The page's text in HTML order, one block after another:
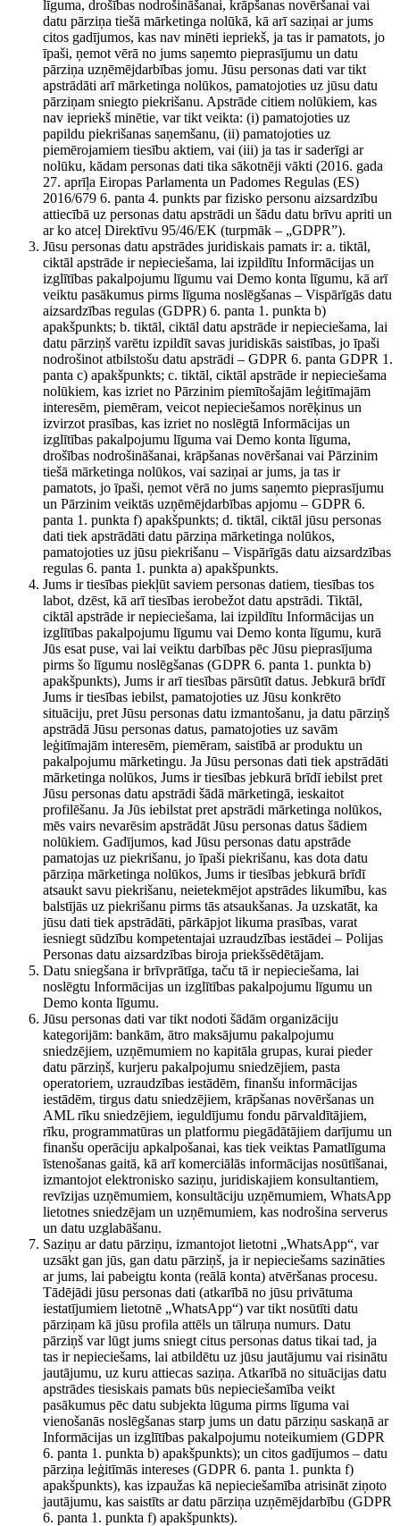
līguma, drošības nodrošināšanai, krāpšanas novēršanai vai
datu pārziņa tiešā mārketinga nolūkā, kā arī saziņai ar jums
citos gadījumos, kas nav minēti iepriekš, ja tas ir pamatots, jo
īpaši, ņemot vērā no jums saņemto pieprasījumu un datu
pārziņa uzņēmējdarbības jomu. Jūsu personas dati var tikt
apstrādāti arī mārketinga nolūkos, pamatojoties uz jūsu datu
pārziņam sniegto piekrišanu. Apstrāde citiem nolūkiem, kas
nav iepriekš minētie, var tikt veikta: (i) pamatojoties uz
papildu piekrišanas saņemšanu, (ii) pamatojoties uz
piemērojamiem tiesību aktiem, vai (iii) ja tas ir saderīgi ar
nolūku, kādam personas dati tika sākotnēji vākti (2016. gada
27. aprīļa Eiropas Parlamenta un Padomes Regulas (ES)
2016/679 6. panta 4. punkts par fizisko personu aizsardzību
attiecībā uz personas datu apstrādi un šādu datu brīvu apriti un
ar ko atceļ Direktīvu 95/46/EK (turpmāk – „GDPR”).
Jūsu personas datu apstrādes juridiskais pamats ir: a. tiktāl,
ciktāl apstrāde ir nepieciešama, lai izpildītu Informācijas un
izglītības pakalpojumu līgumu vai Demo konta līgumu, kā arī
veiktu pasākumus pirms līguma noslēgšanas – Vispārīgās datu
aizsardzības regulas (GDPR) 6. panta 1. punkta b)
apakšpunkts; b. tiktāl, ciktāl datu apstrāde ir nepieciešama, lai
datu pārziņš varētu izpildīt savas juridiskās saistības, jo īpaši
nodrošinot atbilstošu datu apstrādi – GDPR 6. panta GDPR 1.
panta c) apakšpunkts; c. tiktāl, ciktāl apstrāde ir nepieciešama
nolūkiem, kas izriet no Pārzinim piemītošajām leģitīmajām
interesēm, piemēram, veicot nepieciešamos norēķinus un
izvirzot prasības, kas izriet no noslēgtā Informācijas un
izglītības pakalpojumu līguma vai Demo konta līguma,
drošības nodrošināšanai, krāpšanas novēršanai vai Pārzinim
tiešā mārketinga nolūkos, vai saziņai ar jums, ja tas ir
pamatots, jo īpaši, ņemot vērā no jums saņemto pieprasījumu
un Pārzinim veiktās uzņēmējdarbības apjomu – GDPR 6.
panta 1. punkta f) apakšpunkts; d. tiktāl, ciktāl jūsu personas
dati tiek apstrādāti datu pārziņa mārketinga nolūkos,
pamatojoties uz jūsu piekrišanu – Vispārīgās datu aizsardzības
regulas 6. panta 1. punkta a) apakšpunkts.
Jums ir tiesības piekļūt saviem personas datiem, tiesības tos
labot, dzēst, kā arī tiesības ierobežot datu apstrādi. Tiktāl,
ciktāl apstrāde ir nepieciešama, lai izpildītu Informācijas un
izglītības pakalpojumu līgumu vai Demo konta līgumu, kurā
Jūs esat puse, vai lai veiktu darbības pēc Jūsu pieprasījuma
pirms šo līgumu noslēgšanas (GDPR 6. panta 1. punkta b)
apakšpunkts), Jums ir arī tiesības pārsūtīt datus. Jebkurā brīdī
Jums ir tiesības iebilst, pamatojoties uz Jūsu konkrēto
situāciju, pret Jūsu personas datu izmantošanu, ja datu pārziņš
apstrādā Jūsu personas datus, pamatojoties uz savām
leģitīmajām interesēm, piemēram, saistībā ar produktu un
pakalpojumu mārketingu. Ja Jūsu personas dati tiek apstrādāti
mārketinga nolūkos, Jums ir tiesības jebkurā brīdī iebilst pret
Jūsu personas datu apstrādi šādā mārketingā, ieskaitot
profilēšanu. Ja Jūs iebilstat pret apstrādi mārketinga nolūkos,
mēs vairs nevarēsim apstrādāt Jūsu personas datus šādiem
nolūkiem. Gadījumos, kad Jūsu personas datu apstrāde
pamatojas uz piekrišanu, jo īpaši piekrišanu, kas dota datu
pārziņa mārketinga nolūkos, Jums ir tiesības jebkurā brīdī
atsaukt savu piekrišanu, neietekmējot apstrādes likumību, kas
balstījās uz piekrišanu pirms tās atsaukšanas. Ja uzskatāt, ka
jūsu dati tiek apstrādāti, pārkāpjot likuma prasības, varat
iesniegt sūdzību kompetentajai uzraudzības iestādei – Polijas
Personas datu aizsardzības biroja priekšsēdētājam.
Datu sniegšana ir brīvprātīga, taču tā ir nepieciešama, lai
noslēgtu Informācijas un izglītības pakalpojumu līgumu un
Demo konta līgumu.
Jūsu personas dati var tikt nodoti šādām organizāciju
kategorijām: bankām, ātro maksājumu pakalpojumu
sniedzējiem, uzņēmumiem no kapitāla grupas, kurai pieder
datu pārziņš, kurjeru pakalpojumu sniedzējiem, pasta
operatoriem, uzraudzības iestādēm, finanšu informācijas
iestādēm, tirgus datu sniedzējiem, krāpšanas novēršanas un
AML rīku sniedzējiem, ieguldījumu fondu pārvaldītājiem,
rīku, programmatūras un platformu piegādātājiem darījumu un
finanšu operāciju apkalpošanai, kas tiek veiktas Pamatlīguma
īstenošanas gaitā, kā arī komerciālās informācijas nosūtīšanai,
izmantojot elektronisko saziņu, juridiskajiem konsultantiem,
revīzijas uzņēmumiem, konsultāciju uzņēmumiem, WhatsApp
lietotnes sniedzējam un uzņēmumiem, kas nodrošina serverus
un datu uzglabāšanu.
Saziņu ar datu pārziņu, izmantojot lietotni „WhatsApp“, var
uzsākt gan jūs, gan datu pārziņš, ja ir nepieciešams sazināties
ar jums, lai pabeigtu konta (reālā konta) atvēršanas procesu.
Tādējādi jūsu personas dati (atkarībā no jūsu privātuma
iestatījumiem lietotnē „WhatsApp“) var tikt nosūtīti datu
pārziņam kā jūsu profila attēls un tālruņa numurs. Datu
pārziņš var lūgt jums sniegt citus personas datus tikai tad, ja
tas ir nepieciešams, lai atbildētu uz jūsu jautājumu vai risinātu
jautājumu, uz kuru attiecas saziņa. Atkarībā no situācijas datu
apstrādes tiesiskais pamats būs nepieciešamība veikt
pasākumus pēc datu subjekta lūguma pirms līguma vai
vienošanās noslēgšanas starp jums un datu pārziņu saskaņā ar
Informācijas un izglītības pakalpojumu noteikumiem (GDPR
6. panta 1. punkta b) apakšpunkts); un citos gadījumos – datu
pārziņa leģitīmās intereses (GDPR 6. panta 1. punkta f)
apakšpunkts), kas izpaužas kā nepieciešamība atrisināt ziņoto
jautājumu, kas saistīts ar datu pārziņa uzņēmējdarbību (GDPR
6. panta 1. punkta f) apakšpunkts).